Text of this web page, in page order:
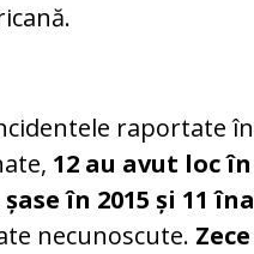
raportate
12 au avut loc în
șase în 2015 și 11
necunoscute.